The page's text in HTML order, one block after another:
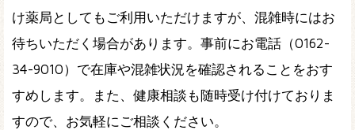
け薬局としてもご利用いただけますが、混雑時にはお
待ちいただく場合があります。事前にお電話（0162-
34-9010）で在庫や混雑状況を確認されることをおす
すめします。また、健康相談も随時受け付けておりま
すので、お気軽にご相談ください。